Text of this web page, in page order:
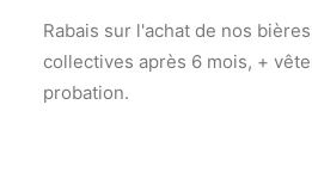
Rabais sur l'achat de nos
collectives après 6 mois, +
probation.